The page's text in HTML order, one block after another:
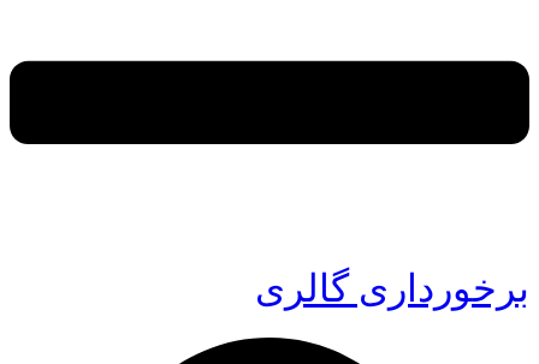
برخورداری گالری